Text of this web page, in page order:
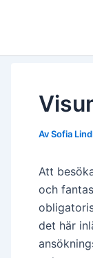
AvSofia
Att
och
det här